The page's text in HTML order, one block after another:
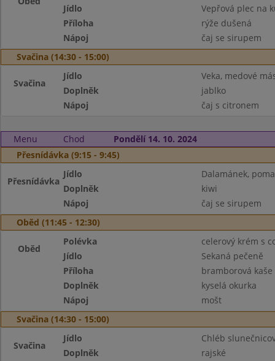
Jídlo
Vepřová plec na
Příloha
rýže dušená
Nápoj
čaj se sirupem
Svačina (14:30 - 15:00)
Svačina
Jídlo
Veka, medové
Doplněk
jablko
Nápoj
čaj s citronem
Menu Chod
Pondělí 14. 10. 2024
Přesnídávka (9:15 - 9:45)
Přesnídávka
Jídlo
Dalamánek,
Doplněk
kiwi
Nápoj
čaj se sirupem
Oběd (11:45 - 12:30)
Oběd
Polévka
celerový krém s
Jídlo
Sekaná pečeně
Příloha
bramborová kaše
Doplněk
kyselá okurka
Nápoj
mošt
Svačina (14:30 - 15:00)
Svačina
Jídlo
Chléb
Doplněk
rajské